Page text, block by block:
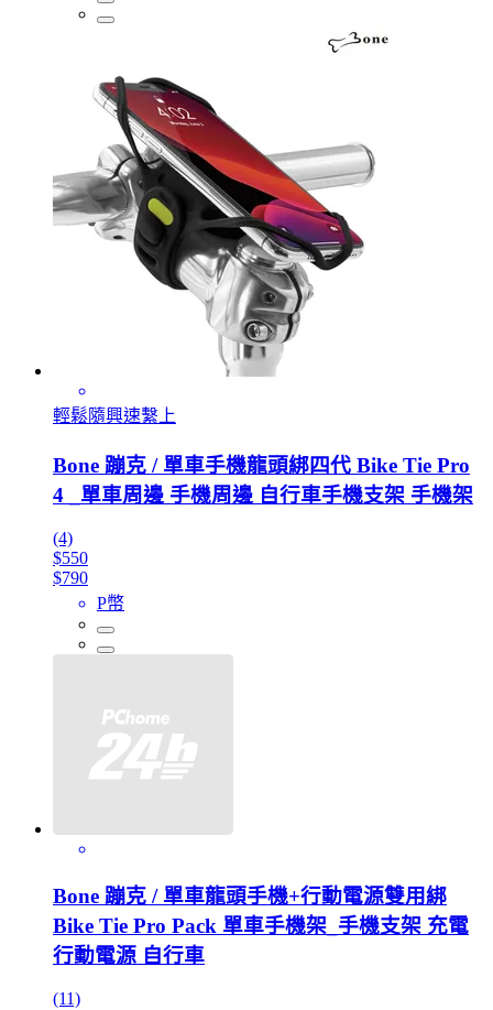
輕鬆隨興速繫上
Bone 蹦克 / 單車手機龍頭綁四代 Bike Tie Pro
4 _單車周邊 手機周邊 自行車手機支架 手機架
(4)
$550
$790
P幣
Bone 蹦克 / 單車龍頭手機+行動電源雙用綁
Bike Tie Pro Pack 單車手機架_手機支架 充電
行動電源 自行車
(11)